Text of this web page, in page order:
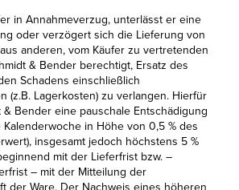
in Annahmeverzug, unterlässt er eine
oder verzögert sich die Lieferung von
anderen, vom Käufer zu vertretenden
& Bender berechtigt, Ersatz des
Schadens einschließlich
(z.B. Lagerkosten) zu verlangen. Hierfür
Bender eine pauschale Entschädigung
in Höhe von 0,5 % des
insgesamt jedoch höchstens 5 %
mit der Lieferfrist bzw. –
– mit der Mitteilung der
der Ware. Der Nachweis eines höheren